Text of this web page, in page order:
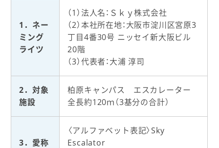
1．ネー
ミング
ライツ
（1）法人名：Ｓｋｙ株式会社
（2）本社所在地：大阪市淀川区宮原3
丁目4番30号 ニッセイ新大阪ビル
20階
（3）代表者：大浦 淳司
2．対象
施設
柏原キャンパス エスカレーター
全長約120ｍ（3基分の合計）
3．愛称
〈アルファベット表記〉Sky
Escalator